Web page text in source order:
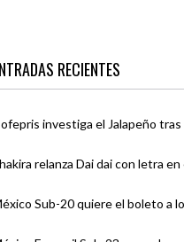
RECIENTES
investiga el Jalapeño tras
relanza Dai dai con letra
Sub-20 quiere el boleto a